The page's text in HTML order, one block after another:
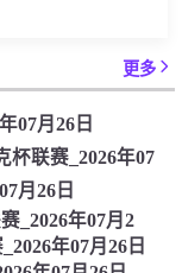
更多
07月26日
杯联赛_2026年07
月26日
_2026年07月2
年07月26日